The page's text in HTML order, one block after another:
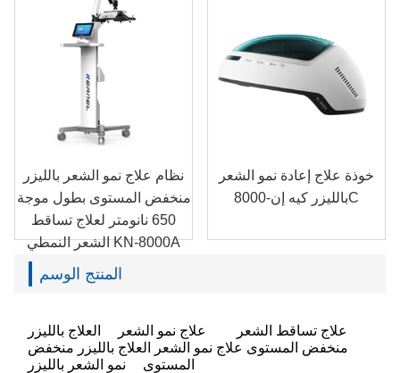
نظام علاج نمو الشعر بالليزر
منخفض المستوى بطول موجة
650 نانومتر لعلاج تساقط
الشعر النمطي KN-8000A
خوذة علاج إعادة نمو الشعر
بالليزر كيه إن-8000C
المنتج الوسم
علاج تساقط الشعر علاج نمو الشعر
العلاج بالليزر
منخفض المستوى علاج نمو الشعر العلاج بالليزر منخفض
المستوى
نمو الشعر بالليزر